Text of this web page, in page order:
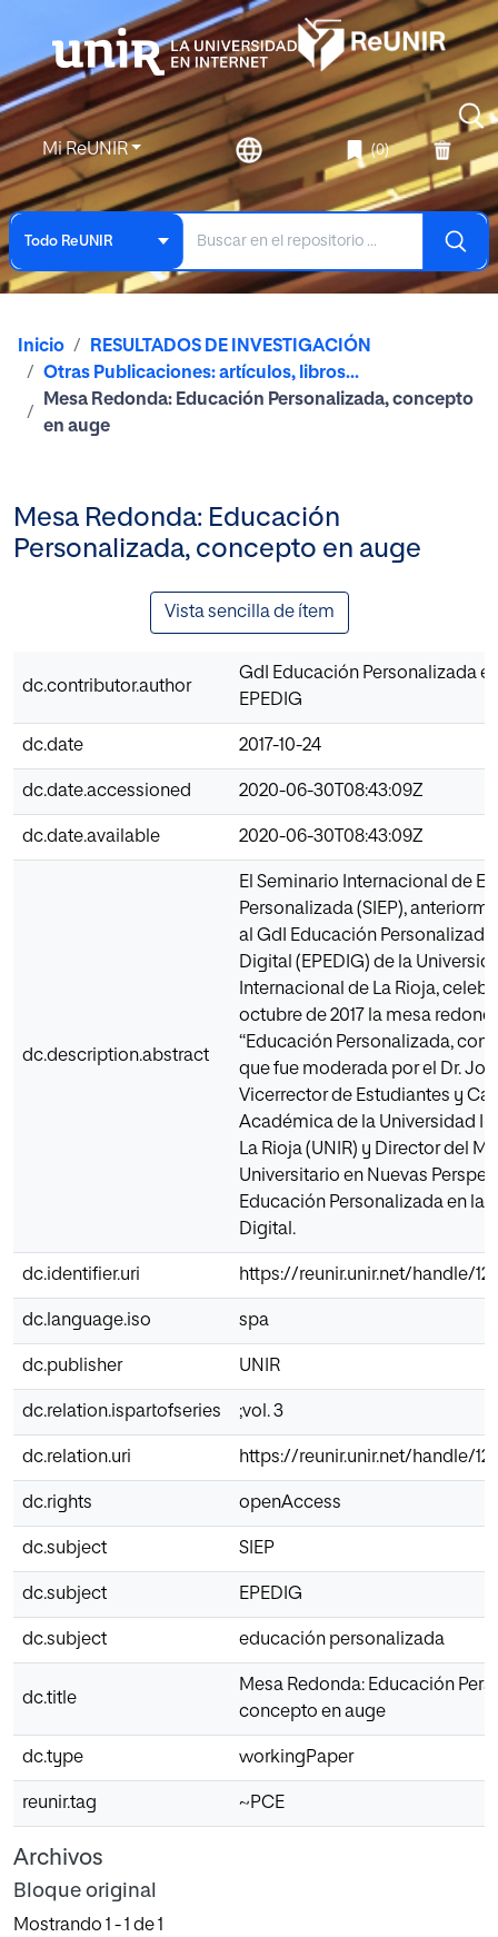
Mi ReUNIR (0)
Todo ReUNIR
Inicio
RESULTADOS DE INVESTIGACIÓN
Otras Publicaciones: artículos, libros...
Mesa Redonda: Educación Personalizada, concepto
en auge
Mesa Redonda: Educación
Personalizada, concepto en auge
Vista sencilla de ítem
dc.contributor.author
GdI Educación Personalizada
EPEDIG
dc.date 2017-10-24
dc.date.accessioned 2020-06-30T08:43:09Z
dc.date.available 2020-06-30T08:43:09Z
dc.description.abstract
El Seminario Internacional de
Personalizada (SIEP),
al GdI Educación Personalizada
Digital (EPEDIG) de la
Internacional de La Rioja,
octubre de 2017 la mesa
“Educación Personalizada,
que fue moderada por el Dr.
Vicerrector de Estudiantes y
Académica de la Universidad
La Rioja (UNIR) y Director del
Universitario en Nuevas
Educación Personalizada en la
Digital.
dc.identifier.uri https://reunir.unir.net/handle/
dc.language.iso spa
dc.publisher UNIR
dc.relation.ispartofseries ;vol. 3
dc.relation.uri https://reunir.unir.net/handle/
dc.rights openAccess
dc.subject SIEP
dc.subject EPEDIG
dc.subject educación personalizada
dc.title
Mesa Redonda: Educación
concepto en auge
dc.type workingPaper
reunir.tag ~PCE
Archivos
Bloque original
Mostrando 1 - 1 de 1